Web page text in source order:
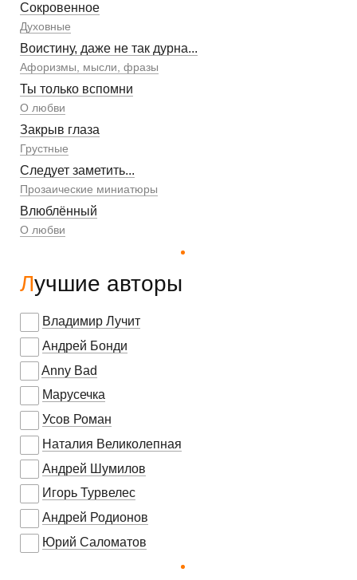
Сокровенное
Духовные
Воистину, даже не так дурна...
Афоризмы, мысли, фразы
Ты только вспомни
О любви
Закрыв глаза
Грустные
Следует заметить...
Прозаические миниатюры
Влюблённый
О любви
Лучшие авторы
Владимир Лучит
Андрей Бонди
Anny Bad
Марусечка
Усов Роман
Наталия Великолепная
Андрей Шумилов
Игорь Турвелес
Андрей Родионов
Юрий Саломатов